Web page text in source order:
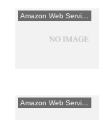
Amazon Web Services
Amazon Web Services